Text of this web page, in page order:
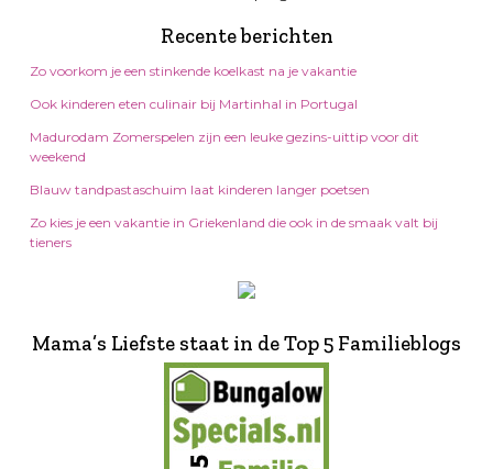
Recente berichten
Zo voorkom je een stinkende koelkast na je vakantie
Ook kinderen eten culinair bij Martinhal in Portugal
Madurodam Zomerspelen zijn een leuke gezins-uittip voor dit
weekend
Blauw tandpastaschuim laat kinderen langer poetsen
Zo kies je een vakantie in Griekenland die ook in de smaak valt bij
tieners
Mama’s Liefste staat in de Top 5 Familieblogs